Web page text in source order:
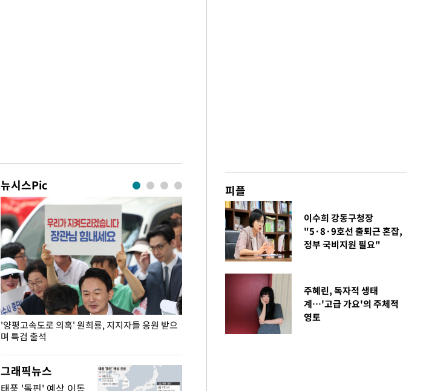
뉴시스Pic
'양평고속도로 의혹' 원희룡, 지지자들 응원 받으
며 특검 출석
정동영, 조현 '이상주의' 발언에 "이상이 있어야
그래픽뉴스
태풍 '돌핀' 예상 이동
피플
이수희 강동구청장
"5·8·9호선 출퇴근 혼잡,
정부 국비지원 필요"
주혜린, 독자적 생태
계…'고급 가요'의 주체적
영토